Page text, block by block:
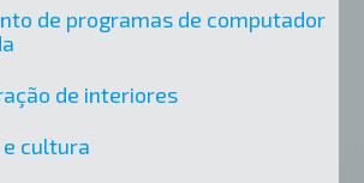
de programas de computador
de interiores
e cultura